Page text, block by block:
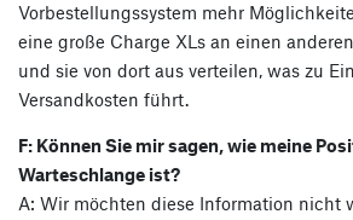
Vorbestellungssystem mehr
eine große Charge XLs an einen
und sie von dort aus verteilen, was zu
Versandkosten führt.
F: Können Sie mir sagen, wie meine
Warteschlange ist?
A: Wir möchten diese Information nicht